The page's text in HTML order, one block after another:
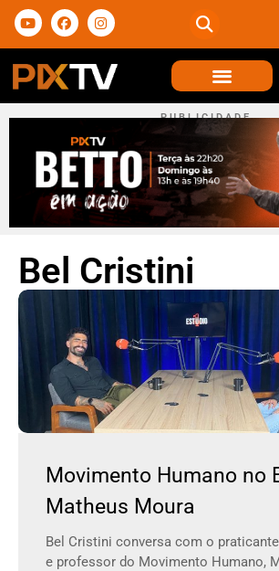
P U B L I C I D A D E
Bel Cristini
Movimento Humano no
Matheus Moura
Bel Cristini conversa com o
e professor do Movimento Humano,